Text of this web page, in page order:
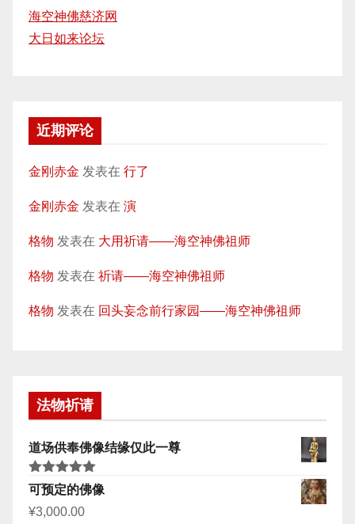
海空神佛慈济网
大日如来论坛
近期评论
金刚赤金 发表在 行了
金刚赤金 发表在 演
格物 发表在 大用祈请——海空神佛祖师
格物 发表在 祈请——海空神佛祖师
格物 发表在 回头妄念前行家园——海空神佛祖师
法物祈请
道场供奉佛像结缘仅此一尊
评分5.00
&sol; 5
可预定的佛像
¥3,000.00